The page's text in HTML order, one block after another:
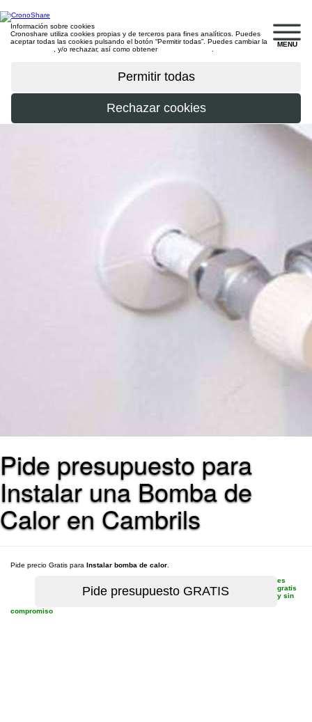
MENU
Información sobre cookies
Cronoshare utiliza cookies propias y de terceros para fines analíticos. Puedes
aceptar todas las cookies pulsando el botón “Permitir todas”. Puedes cambiar la
, y/o rechazar, así como obtener
Pide presupuesto para
Instalar una Bomba de
Calor en Cambrils
Pide precio Gratis para Instalar bomba de calor
es
gratis
y sin
compromiso